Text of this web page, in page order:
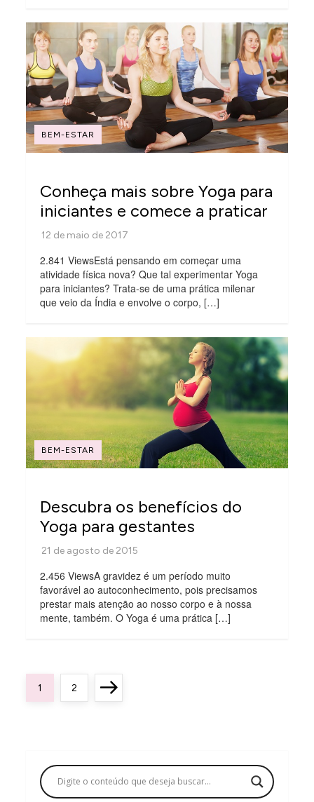
BEM-ESTAR
Conheça mais sobre Yoga para
iniciantes e comece a praticar
2.841 ViewsEstá pensando em começar uma
atividade física nova? Que tal experimentar Yoga
para iniciantes? Trata-se de uma prática milenar
que veio da Índia e envolve o corpo, […]
BEM-ESTAR
Descubra os benefícios do
Yoga para gestantes
2.456 ViewsA gravidez é um período muito
favorável ao autoconhecimento, pois precisamos
prestar mais atenção ao nosso corpo e à nossa
mente, também. O Yoga é uma prática […]
P
a
Page
1 Page
2 Next